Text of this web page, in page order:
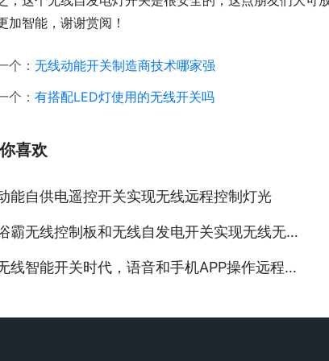
加智能，谢谢赏阅！
个： 无线动能开关制造商技术哪家强
个： 有搭配LED灯使用的无线开关吗
喜欢
能自供电遥控开关实现无线远程控制灯光
霸无线控制板和无线自发电开关实现无线无电池控制
线智能开关时代，语音和手机APP操作远程控制